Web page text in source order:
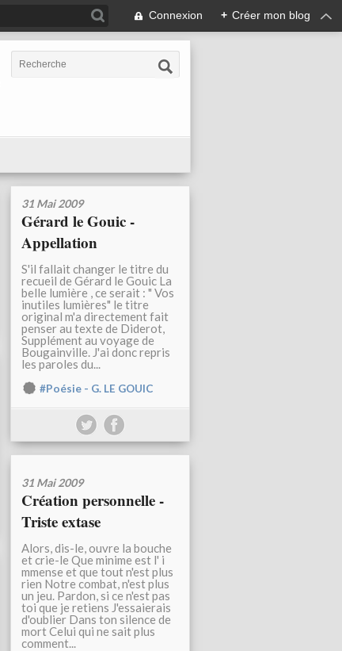
Connexion + Créer mon blog
31 Mai 2009
Gérard le Gouic -
Appellation
S'il fallait changer le titre du
recueil de Gérard le Gouic La
belle lumière , ce serait : " Vos
inutiles lumières" le titre
original m'a directement fait
penser au texte de Diderot,
Supplément au voyage de
Bougainville. J'ai donc repris
les paroles du...
#Poésie - G. LE GOUIC
31 Mai 2009
Création personnelle -
Triste extase
Alors, dis-le, ouvre la bouche
et crie-le Que minime est l' i
mmense et que tout n'est plus
rien Notre combat, n'est plus
un jeu. Pardon, si ce n'est pas
toi que je retiens J'essaierais
d'oublier Dans ton silence de
mort Celui qui ne sait plus
comment...